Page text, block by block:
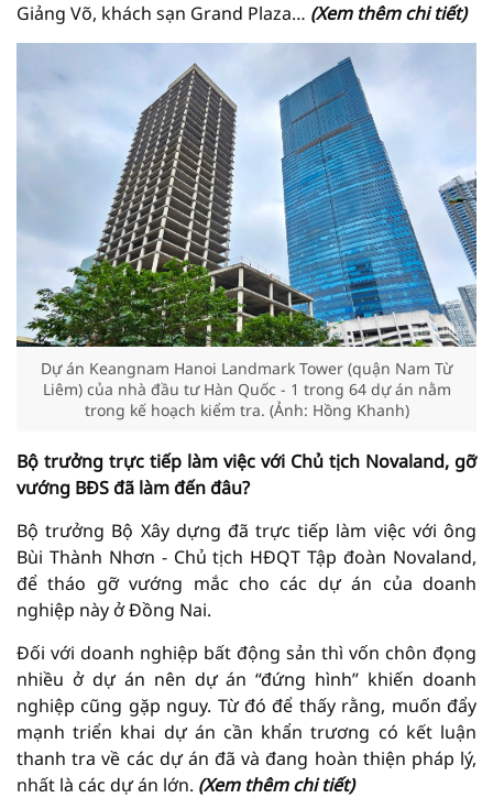
Giảng Võ, khách sạn Grand Plaza… (Xem thêm chi tiết)
Dự án Keangnam Hanoi Landmark Tower (quận Nam Từ
Liêm) của nhà đầu tư Hàn Quốc - 1 trong 64 dự án nằm
trong kế hoạch kiểm tra. (Ảnh: Hồng Khanh)
Bộ trưởng trực tiếp làm việc với Chủ tịch Novaland, gỡ
vướng BĐS đã làm đến đâu?
Bộ trưởng Bộ Xây dựng đã trực tiếp làm việc với ông
Bùi Thành Nhơn - Chủ tịch HĐQT Tập đoàn Novaland,
để tháo gỡ vướng mắc cho các dự án của doanh
nghiệp này ở Đồng Nai.
Đối với doanh nghiệp bất động sản thì vốn chôn đọng
nhiều ở dự án nên dự án “đứng hình” khiến doanh
nghiệp cũng gặp nguy. Từ đó để thấy rằng, muốn đẩy
mạnh triển khai dự án cần khẩn trương có kết luận
thanh tra về các dự án đã và đang hoàn thiện pháp lý,
nhất là các dự án lớn. (Xem thêm chi tiết)